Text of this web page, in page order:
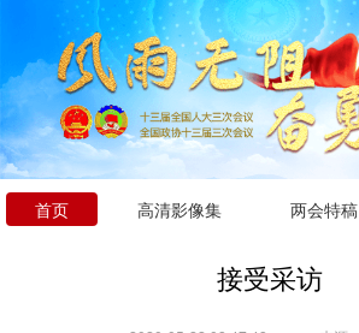
首页 高清影像集 两会特稿
接受采访